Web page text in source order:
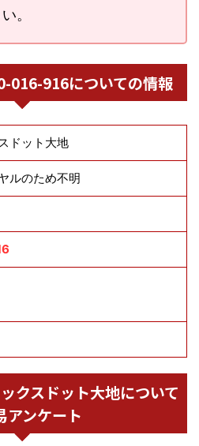
。
016-916についての情報
ドット大地
ルのため不明
クスドット大地について
アンケート